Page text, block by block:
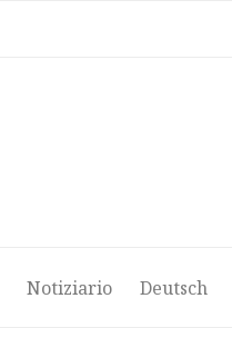
Notiziario Deutsch